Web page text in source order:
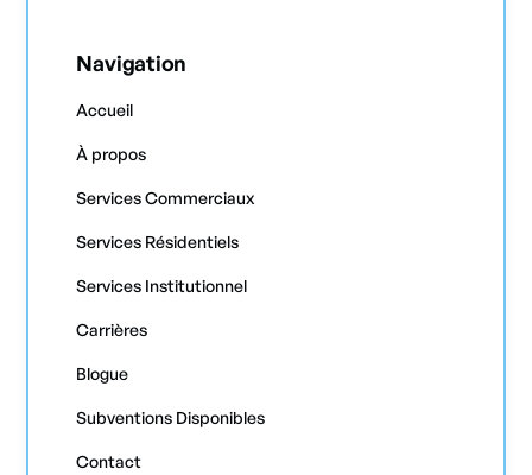
Navigation
Accueil
À propos
Services Commerciaux
Services Résidentiels
Services Institutionnel
Carrières
Blogue
Subventions Disponibles
Contact